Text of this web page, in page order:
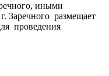
иными
Заречного размещает
проведения